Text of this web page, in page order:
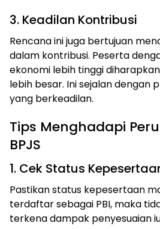
3. Keadilan Kontribusi
Rencana ini juga bertujuan
dalam kontribusi. Peserta
ekonomi lebih tinggi
lebih besar. Ini sejalan dengan
yang berkeadilan.
Tips Menghadapi
BPJS
1. Cek Status
Pastikan status kepesertaan
terdaftar sebagai PBI, maka
terkena dampak penyesuaian